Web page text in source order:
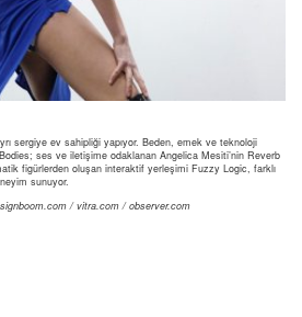
sergiye ev sahipliği yapıyor. Beden, emek ve teknoloji
ses ve iletişime odaklanan Angelica Mesiti’nin Reverb
figürlerden oluşan interaktif yerleşimi Fuzzy Logic, farklı
sunuyor.
/ vitra.com / observer.com